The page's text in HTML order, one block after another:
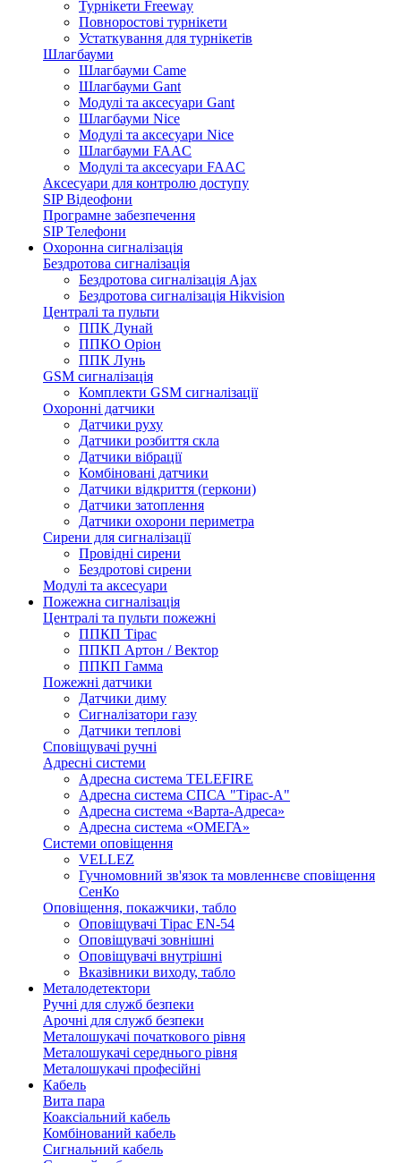
Турнікети Freeway
Повноростові турнікети
Устаткування для турнікетів
Шлагбауми
Шлагбауми Came
Шлагбауми Gant
Модулі та аксесуари Gant
Шлагбауми Nice
Модулі та аксесуари Nice
Шлагбауми FAAC
Модулі та аксесуари FAAC
Аксесуари для контролю доступу
SIP Відеофони
Програмне забезпечення
SIP Телефони
Охоронна сигналізація
Бездротова сигналізація
Бездротова сигналізація Ajax
Бездротова сигналізація Hikvision
Централі та пульти
ППК Дунай
ППКО Оріон
ППК Лунь
GSM сигналізація
Комплекти GSM сигналізації
Охоронні датчики
Датчики руху
Датчики розбиття скла
Датчики вібрації
Комбіновані датчики
Датчики відкриття (геркони)
Датчики затоплення
Датчики охорони периметра
Сирени для сигналізації
Провідні сирени
Бездротові сирени
Модулі та аксесуари
Пожежна сигналізація
Централі та пульти пожежні
ППКП Тірас
ППКП Артон / Вектор
ППКП Гамма
Пожежні датчики
Датчики диму
Сигналізатори газу
Датчики теплові
Сповіщувачі ручні
Адресні системи
Адресна система TELEFIRE
Адресна система СПСА "Тірас-А"
Адресна система «Варта-Адреса»
Адресна система «ОМЕГА»
Системи оповіщення
VELLEZ
Гучномовний зв'язок та мовленнєве сповіщення
СенКо
Оповіщення, покажчики, табло
Оповіщувачі Тірас EN-54
Оповіщувачі зовнішні
Оповіщувачі внутрішні
Вказівники виходу, табло
Металодетектори
Ручні для служб безпеки
Арочні для служб безпеки
Металошукачі початкового рівня
Металошукачі середнього рівня
Металошукачі професійні
Кабель
Вита пара
Коаксіальний кабель
Комбінований кабель
Сигнальний кабель